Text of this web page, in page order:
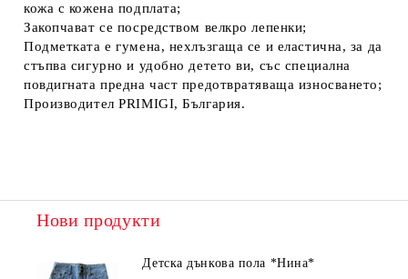
кожа с кожена подплата;
Закопчават се посредством велкро лепенки;
Подметката е гумена, нехлъзгаща се и еластична, за да
стъпва сигурно и удобно детето ви, със специална
повдигната предна част предотвратяваща износването;
Производител PRIMIGI, България.
Нови продукти
Детска дънкова пола *Нина*